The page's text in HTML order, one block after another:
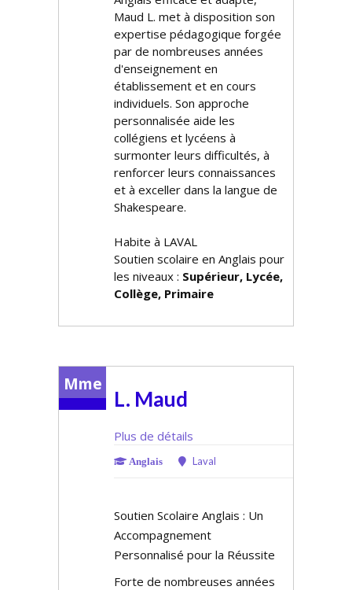
Maud L. met à disposition son
expertise pédagogique forgée
par de nombreuses années
d'enseignement en
établissement et en cours
individuels. Son approche
personnalisée aide les
collégiens et lycéens à
surmonter leurs difficultés, à
renforcer leurs connaissances
et à exceller dans la langue de
Shakespeare.
Habite à LAVAL
Soutien scolaire en Anglais pour
les niveaux : Supérieur, Lycée,
Collège, Primaire
Mme
L. Maud
Plus de détails
Anglais Laval
Soutien Scolaire Anglais : Un
Accompagnement
Personnalisé pour la Réussite
Forte de nombreuses années